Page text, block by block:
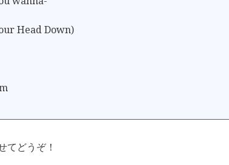
Head Down)
てどうぞ！